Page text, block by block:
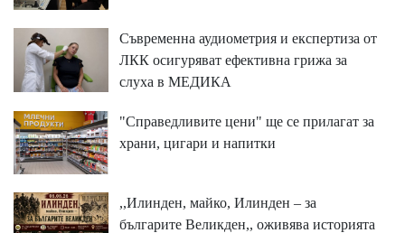
Съвременна аудиометрия и експертиза от
ЛКК осигуряват ефективна грижа за
слуха в МЕДИКА
"Справедливите цени" ще се прилагат за
храни, цигари и напитки
,,Илинден, майко, Илинден – за
българите Великден,, оживява историята